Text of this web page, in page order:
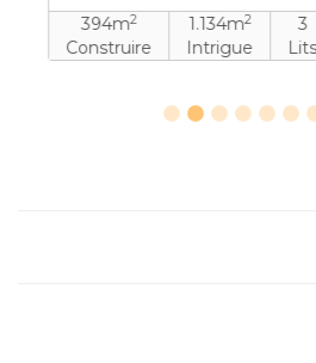
394m2
Construire
1.134m2
Intrigue
Lits